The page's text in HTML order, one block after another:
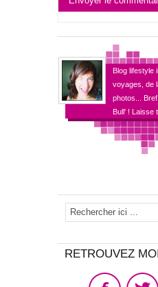
Blog lifestyle
voyages, de
photos...
Bull' ! Laisse
RETROUVEZ